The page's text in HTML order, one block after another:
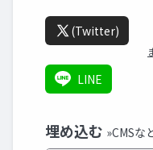
(Twitter)
LINE
埋め込む »CMSな